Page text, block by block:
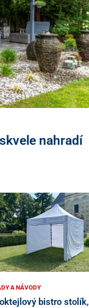
nahradí
A NÁVODY
bistro stolík,